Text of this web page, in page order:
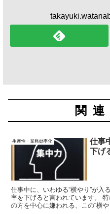
関
生産性・業務効率化
仕事
下げ
仕事中に、いわゆる“横やり”が入
率を下げると言われています。
の方を中心に嫌われる、この“横